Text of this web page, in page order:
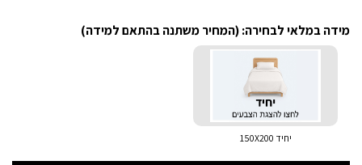
מידה במלאי לבחירה: (המחיר משתנה בהתאם למידה)
יחיד 150X200